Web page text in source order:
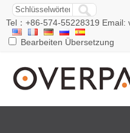
Tel：+86-574-55228319 Email:
Bearbeiten Übersetzung